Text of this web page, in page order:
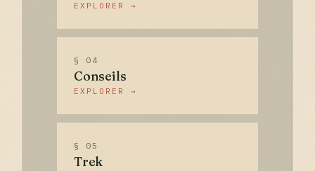
EXPLORER →
§ 04
Conseils
EXPLORER →
§ 05
Trek